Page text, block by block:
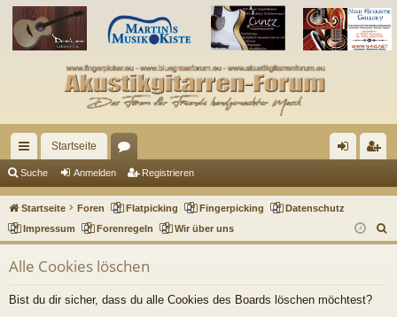
ch
ne
llz
Startseite
en m ist
rie
Suche Anmelden Registrieren
Startseite Foren Flatpicking Fingerpicking
Datenschutz
Impressum
Forenregeln Wir über uns
u
Alle Cookies löschen
Bist du dir sicher, dass du alle Cookies des Boards löschen möchtest?